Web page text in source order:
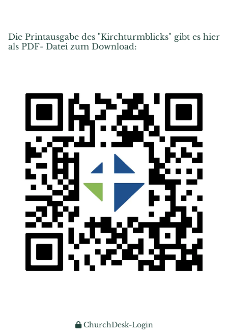
Die Printausgabe des "Kirchturmblicks" gibt es hier
als PDF- Datei zum Download:
ChurchDesk-Login